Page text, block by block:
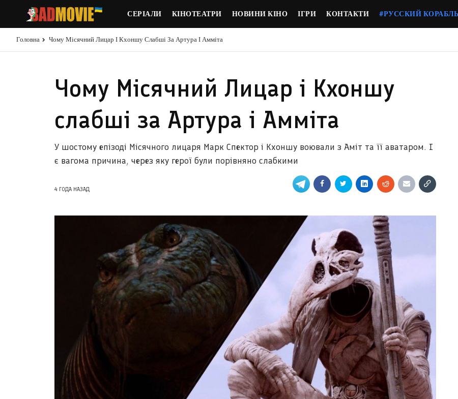
СЕРІАЛИ КІНОТЕАТРИ НОВИНИ КІНО ІГРИ КОНТАКТИ #РУССКИЙ КОРАБЛЬ
Головна Чому Місячний Лицар І Кхоншу Слабші За Артура І Амміта
Чому Місячний Лицар і Кхоншу
слабші за Артура і Амміта
У шостому епізоді Місячного лицаря Марк Спектор і Кхоншу воювали з Аміт та її аватаром. І
є вагома причина, через яку герої були порівняно слабкими
4 ГОДА НАЗАД